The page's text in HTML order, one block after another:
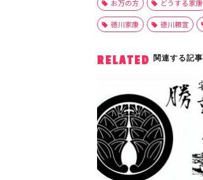
お万の方 どうする家康
徳川家康 徳川頼宣
RELATED 関連する記事